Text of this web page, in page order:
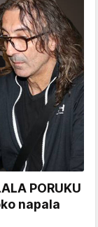
PORUKU
napala